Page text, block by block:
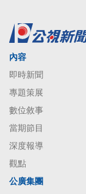
內容
即時新聞
專題策展
數位敘事
當期節目
深度報導
觀點
公廣集團